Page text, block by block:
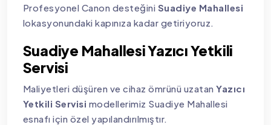
Profesyonel Canon desteğini Suadiye Mahallesi
lokasyonundaki kapınıza kadar getiriyoruz.
Suadiye Mahallesi Yazıcı Yetkili
Servisi
Maliyetleri düşüren ve cihaz ömrünü uzatanYazıcı
Yetkili Servisi modellerimiz Suadiye Mahallesi
esnafı için özel yapılandırılmıştır.